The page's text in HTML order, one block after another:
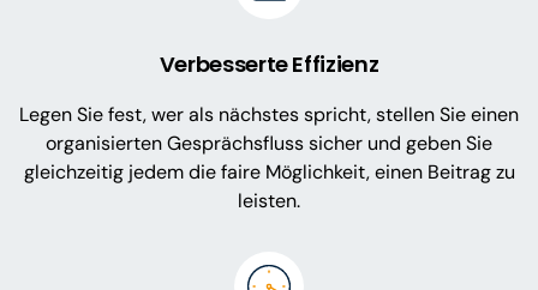
Verbesserte Effizienz
Legen Sie fest, wer als nächstes spricht, stellen Sie einen
organisierten Gesprächsfluss sicher und geben Sie
gleichzeitig jedem die faire Möglichkeit, einen Beitrag zu
leisten.